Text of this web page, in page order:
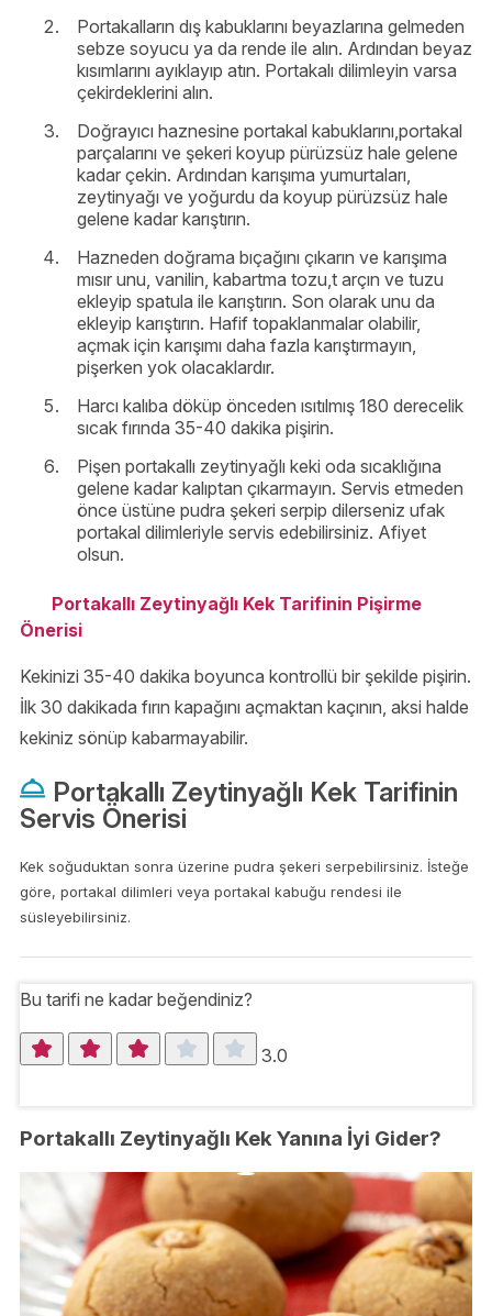
Portakalların dış kabuklarını beyazlarına gelmeden
sebze soyucu ya da rende ile alın. Ardından beyaz
kısımlarını ayıklayıp atın. Portakalı dilimleyin varsa
çekirdeklerini alın.
Doğrayıcı haznesine portakal kabuklarını,portakal
parçalarını ve şekeri koyup pürüzsüz hale gelene
kadar çekin. Ardından karışıma yumurtaları,
zeytinyağı ve yoğurdu da koyup pürüzsüz hale
gelene kadar karıştırın.
Hazneden doğrama bıçağını çıkarın ve karışıma
mısır unu, vanilin, kabartma tozu,t arçın ve tuzu
ekleyip spatula ile karıştırın. Son olarak unu da
ekleyip karıştırın. Hafif topaklanmalar olabilir,
açmak için karışımı daha fazla karıştırmayın,
pişerken yok olacaklardır.
Harcı kalıba döküp önceden ısıtılmış 180 derecelik
sıcak fırında 35-40 dakika pişirin.
Pişen portakallı zeytinyağlı keki oda sıcaklığına
gelene kadar kalıptan çıkarmayın. Servis etmeden
önce üstüne pudra şekeri serpip dilerseniz ufak
portakal dilimleriyle servis edebilirsiniz. Afiyet
olsun.
Portakallı Zeytinyağlı Kek Tarifinin Pişirme
Önerisi
Kekinizi 35-40 dakika boyunca kontrollü bir şekilde pişirin.
İlk 30 dakikada fırın kapağını açmaktan kaçının, aksi halde
kekiniz sönüp kabarmayabilir.
Portakallı Zeytinyağlı Kek Tarifinin
Servis Önerisi
Kek soğuduktan sonra üzerine pudra şekeri serpebilirsiniz. İsteğe
göre, portakal dilimleri veya portakal kabuğu rendesi ile
süsleyebilirsiniz.
Bu tarifi ne kadar beğendiniz?
3.0
Portakallı Zeytinyağlı Kek Yanına İyi Gider?